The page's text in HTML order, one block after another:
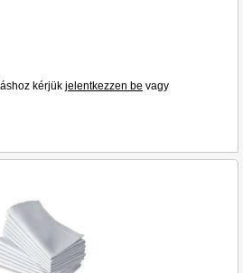
kérjük jelentkezzen be vagy